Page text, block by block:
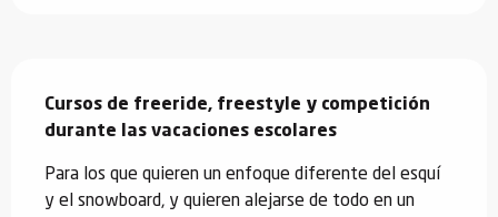
Cursos de freeride, freestyle y competición
durante las vacaciones escolares
Para los que quieren un enfoque diferente del esquí
y el snowboard, y quieren alejarse de todo en un